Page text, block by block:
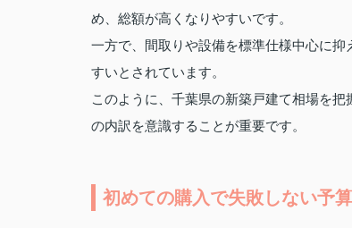
め、総額が高くなりやすいです。
一方で、間取りや設備を標準仕様中心に
すいとされています。
このように、千葉県の新築戸建て相場を
の内訳を意識することが重要です。
初めての購入で失敗しない予